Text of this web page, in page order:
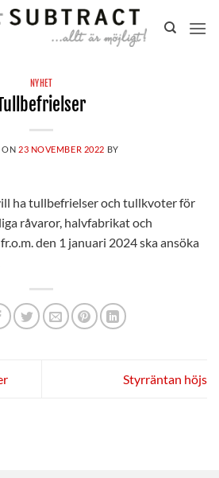
NYHET
ON 23 NOVEMBER 2022 BY
ha tullbefrielser och tullkvoter för
råvaror, halvfabrikat och
den 1 januari 2024 ska ansöka
Styrräntan höjs